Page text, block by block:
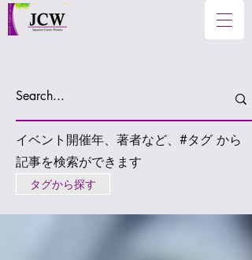
イベント開催年、著者など、#タグ から
記事を検索ができます
タグから探す